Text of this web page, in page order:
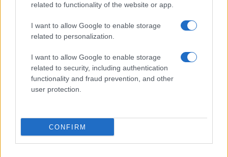
related to functionality of the website or app.
I want to allow Google to enable storage
related to personalization.
I want to allow Google to enable storage
related to security, including authentication
functionality and fraud prevention, and other
user protection.
CONFIRM